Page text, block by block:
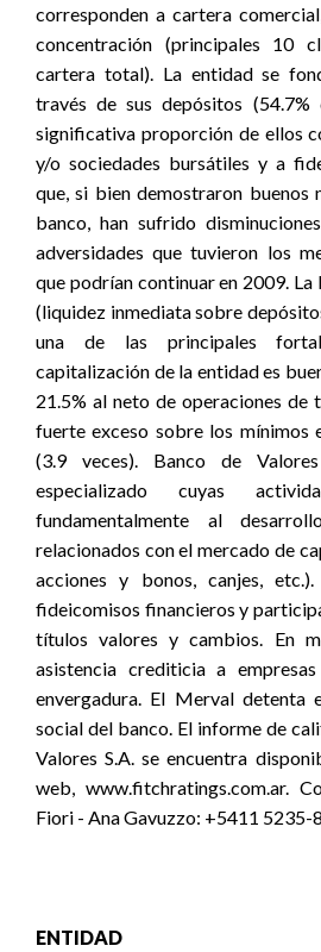
corresponden a cartera
concentración (principales 10
cartera total). La entidad se
través de sus depósitos (54.7%
significativa proporción de ellos
y/o sociedades bursátiles y a
que, si bien demostraron buenos
banco, han sufrido
adversidades que tuvieron los
que podrían continuar en 2009. La
(liquidez inmediata sobre
una de las principales
capitalización de la entidad es
21.5% al neto de operaciones de
fuerte exceso sobre los mínimos
(3.9 veces). Banco de
especializado cuyas
fundamentalmente al
relacionados con el mercado de
acciones y bonos, canjes,
fideicomisos financieros y
títulos valores y cambios. En
asistencia crediticia a
envergadura. El Merval detenta
social del banco. El informe de
Valores S.A. se encuentra
web, www.fitchratings.com.ar.
Fiori - Ana Gavuzzo: +5411 5235-
ENTIDAD